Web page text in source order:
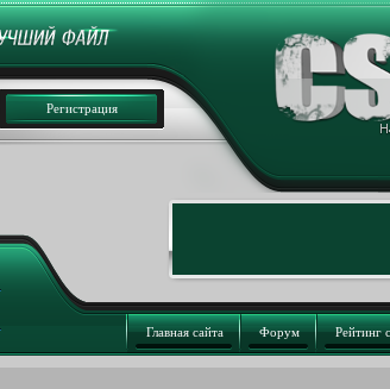
Регистрация
Главная сайта
Форум Рейтинг